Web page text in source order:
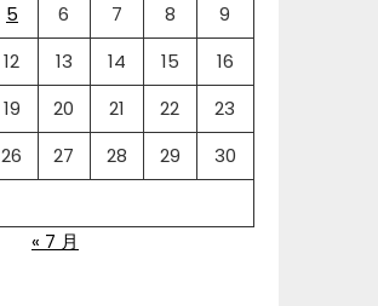
5 6 7 8
9
12 13 14 15
16
19 20 21 22
23
26 27 28 29
30
« 7 月